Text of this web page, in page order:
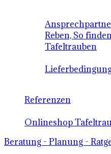
Reben, So
Tafeltrauben
Referenzen
Onlineshop
Beratung - Planung -